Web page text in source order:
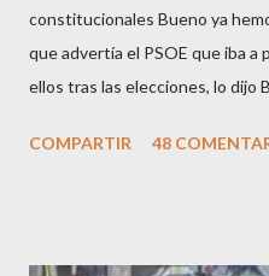
constitucionales Bueno ya
que advertía el PSOE que iba a
ellos tras las elecciones, lo dijo
los okupas, los red skins, los
COMPARTIR 48